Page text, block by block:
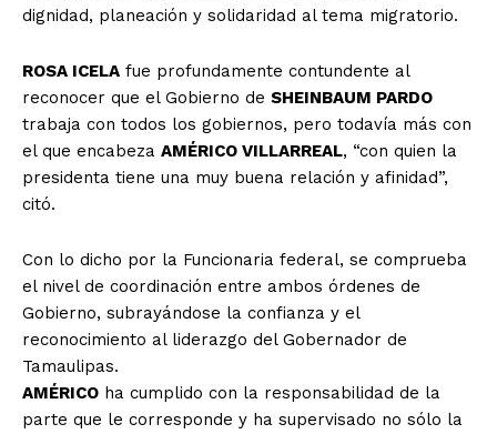
dignidad, planeación y solidaridad al tema migratorio.
ROSA ICELA fue profundamente contundente al
reconocer que el Gobierno de SHEINBAUM PARDO
trabaja con todos los gobiernos, pero todavía más con
el que encabeza AMÉRICO VILLARREAL, “con quien la
presidenta tiene una muy buena relación y afinidad”,
citó.
Con lo dicho por la Funcionaria federal, se comprueba
el nivel de coordinación entre ambos órdenes de
Gobierno, subrayándose la confianza y el
reconocimiento al liderazgo del Gobernador de
Tamaulipas.
AMÉRICO ha cumplido con la responsabilidad de la
parte que le corresponde y ha supervisado no sólo la